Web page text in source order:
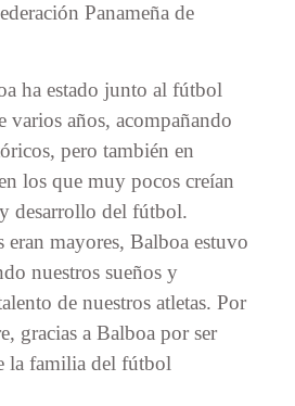
Panameña de
ha estado junto al fútbol
varios años, acompañando
pero también en
los que muy pocos creían
desarrollo del fútbol.
eran mayores, Balboa estuvo
nuestros sueños y
de nuestros atletas. Por
gracias a Balboa por ser
la familia del fútbol